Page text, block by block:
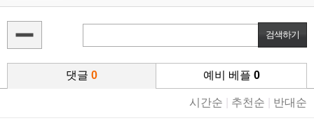
댓글 0 예비 베플 0
시간순 추천순 반대순